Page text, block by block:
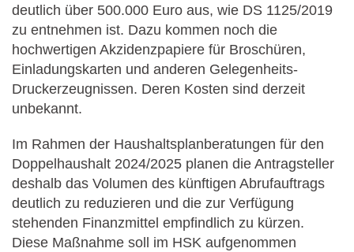
deutlich über 500.000 Euro aus, wie DS 1125/2019
zu entnehmen ist. Dazu kommen noch die
hochwertigen Akzidenzpapiere für Broschüren,
Einladungskarten und anderen Gelegenheits-
Druckerzeugnissen. Deren Kosten sind derzeit
unbekannt.
Im Rahmen der Haushaltsplanberatungen für den
Doppelhaushalt 2024/2025 planen die Antragsteller
deshalb das Volumen des künftigen Abrufauftrags
deutlich zu reduzieren und die zur Verfügung
stehenden Finanzmittel empfindlich zu kürzen.
Diese Maßnahme soll im HSK aufgenommen